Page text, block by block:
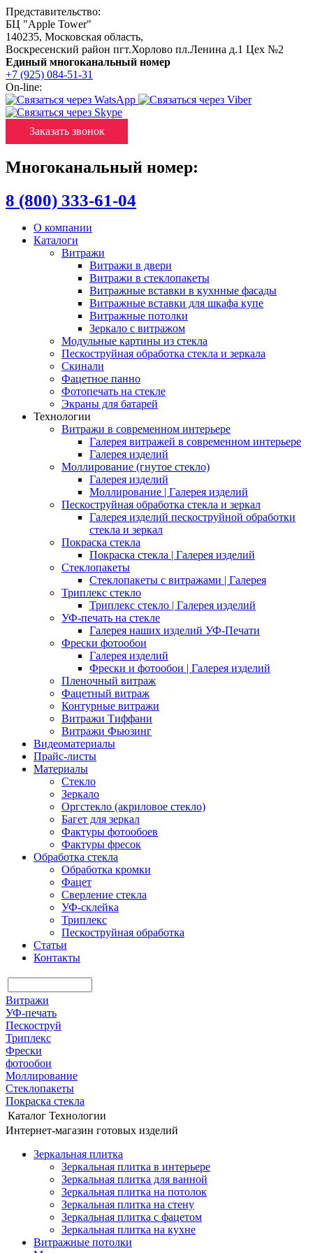
Представительство:
БЦ "Apple Tower"
140235, Московская область,
Воскресенский район пгт.Хорлово пл.Ленина д.1 Цех №2
Единый многоканальный номер
+7 (925) 084-51-31
On-line:
Заказать звонок
Многоканальный номер:
8 (800) 333-61-04
О компании
Каталоги
Витражи
Витражи в двери
Витражи в стеклопакеты
Витражные вставки в кухнные фасады
Витражные вставки для шкафа купе
Витражные потолки
Зеркало с витражом
Модульные картины из стекла
Пескоструйная обработка стекла и зеркала
Скинали
Фацетное панно
Фотопечать на стекле
Экраны для батарей
Технологии
Витражи в современном интерьере
Галерея витражей в современном интерьере
Галерея изделий
Моллирование (гнутое стекло)
Галерея изделий
Моллирование | Галерея изделий
Пескоструйная обработка стекла и зеркал
Галерея изделий пескоструйной обработки
стекла и зеркал
Покраска стекла
Покраска стекла | Галерея изделий
Стеклопакеты
Стеклопакеты с витражами | Галерея
Триплекс стекло
Триплекс стекло | Галерея изделий
УФ-печать на стекле
Галерея наших изделий УФ-Печати
Фрески фотообои
Галерея изделий
Фрески и фотообои | Галерея изделий
Пленочный витраж
Фацетный витраж
Контурные витражи
Витражи Тиффани
Витражи Фьюзинг
Видеоматериалы
Прайс-листы
Материалы
Стекло
Зеркало
Оргстекло (акриловое стекло)
Багет для зеркал
Фактуры фотообоев
Фактуры фресок
Обработка стекла
Обработка кромки
Фацет
Сверление стекла
УФ-склейка
Триплекс
Пескоструйная обработка
Статьи
Контакты
Витражи
УФ-печать
Пескоструй
Триплекс
Фрески
фотообои
Моллирование
Стеклопакеты
Покраска стекла
Каталог Технологии
Интернет-магазин готовых изделий
Зеркальная плитка
Зеркальная плитка в интерьере
Зеркальная плитка для ванной
Зеркальная плитка на потолок
Зеркальная плитка на стену
Зеркальная плитка с фацетом
Зеркальная плитка на кухне
Витражные потолки